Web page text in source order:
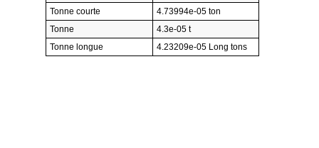
Tonne courte
4.73994e-05 ton
Tonne
4.3e-05 t
Tonne longue
4.23209e-05 Long tons